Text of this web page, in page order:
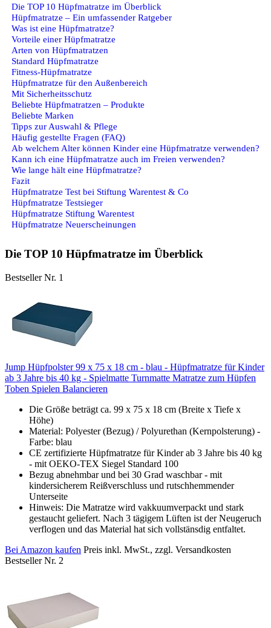
Die TOP 10 Hüpfmatratze im Überblick
Hüpfmatratze – Ein umfassender Ratgeber
Was ist eine Hüpfmatratze?
Vorteile einer Hüpfmatratze
Arten von Hüpfmatratzen
Standard Hüpfmatratze
Fitness-Hüpfmatratze
Hüpfmatratze für den Außenbereich
Mit Sicherheitsschutz
Beliebte Hüpfmatratzen – Produkte
Beliebte Marken
Tipps zur Auswahl & Pflege
Häufig gestellte Fragen (FAQ)
Ab welchem Alter können Kinder eine Hüpfmatratze verwenden?
Kann ich eine Hüpfmatratze auch im Freien verwenden?
Wie lange hält eine Hüpfmatratze?
Fazit
Hüpfmatratze Test bei Stiftung Warentest & Co
Hüpfmatratze Testsieger
Hüpfmatratze Stiftung Warentest
Hüpfmatratze Neuerscheinungen
Die TOP 10 Hüpfmatratze im Überblick
Bestseller Nr. 1
Jump Hüpfpolster 99 x 75 x 18 cm - blau - Hüpfmatratze für Kinder
ab 3 Jahre bis 40 kg - Spielmatte Turnmatte Matratze zum Hüpfen
Toben Spielen Balancieren
Die Größe beträgt ca. 99 x 75 x 18 cm (Breite x Tiefe x
Höhe)
Material: Polyester (Bezug) / Polyurethan (Kernpolsterung) -
Farbe: blau
CE zertifizierte Hüpfmatratze für Kinder ab 3 Jahre bis 40 kg
- mit OEKO-TEX Siegel Standard 100
Bezug abnehmbar und bei 30 Grad waschbar - mit
kindersicherem Reißverschluss und rutschhemmender
Unterseite
Hinweis: Die Matratze wird vakkuumverpackt und stark
gestaucht geliefert. Nach 3 tägigem Lüften ist der Neugeruch
verflogen und das Material hat sich vollstänsdig entfaltet.
Bei Amazon kaufen Preis inkl. MwSt., zzgl. Versandkosten
Bestseller Nr. 2